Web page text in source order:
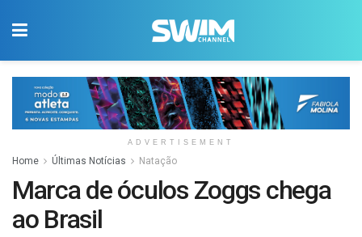
ADVERTISEMENT
Home Últimas Notícias Natação
Marca de óculos Zoggs chega
ao Brasil